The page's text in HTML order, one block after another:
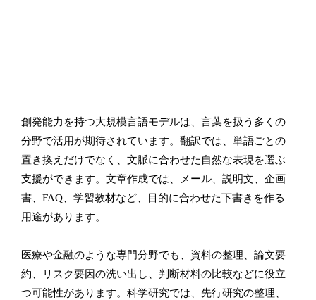
創発能力を持つ大規模言語モデルは、言葉を扱う多くの
分野で活用が期待されています。翻訳では、単語ごとの
置き換えだけでなく、文脈に合わせた自然な表現を選ぶ
支援ができます。文章作成では、メール、説明文、企画
書、FAQ、学習教材など、目的に合わせた下書きを作る
用途があります。
医療や金融のような専門分野でも、資料の整理、論文要
約、リスク要因の洗い出し、判断材料の比較などに役立
つ可能性があります。科学研究では、先行研究の整理、